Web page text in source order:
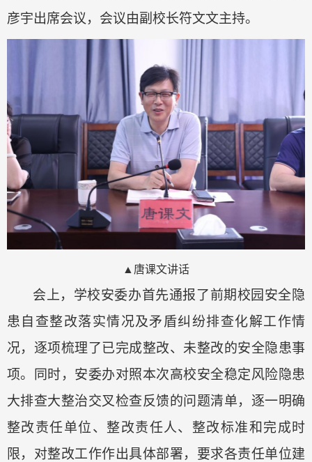
彦宇出席会议，会议由副校长符文文主持。
▲唐课文讲话
会上，学校安委办首先通报了前期校园安全隐
患自查整改落实情况及矛盾纠纷排查化解工作情
况，逐项梳理了已完成整改、 未整改的安全隐患事
项。同时，安委办对照本次高校安全稳定风险隐患
大排查大整治交叉检查反馈的问题清单，逐一明确
整改责任单位、 整改责任人、 整改标准和完成时
限，对整改工作作出具体部署，要求各责任单位建